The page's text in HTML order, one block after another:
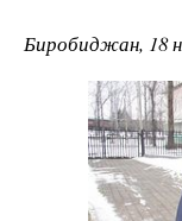
Биробиджан, 18